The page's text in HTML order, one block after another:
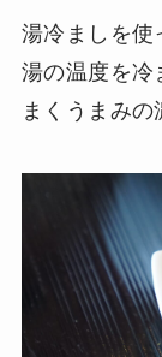
湯冷ましを使
湯の温度を冷
まくうまみの